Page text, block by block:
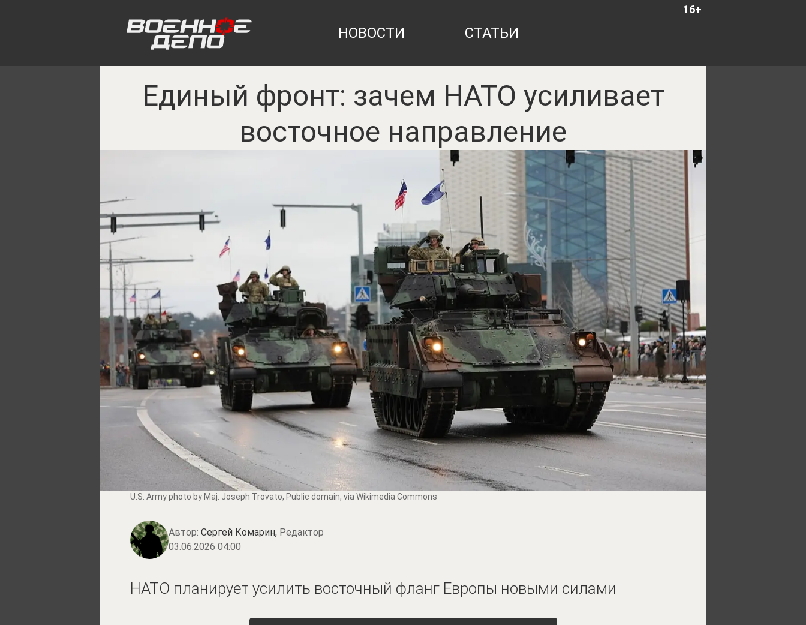
16+
НОВОСТИ СТАТЬИ
Единый фронт: зачем НАТО усиливает
восточное направление
U.S. Army photo by Maj. Joseph Trovato, Public domain, via Wikimedia Commons
Автор: Сергей Комарин, Редактор
03.06.2026 04:00
НАТО планирует усилить восточный фланг Европы новыми силами